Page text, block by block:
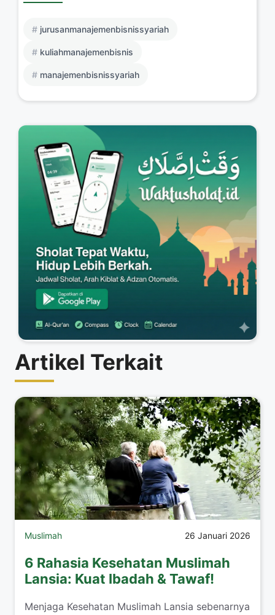
jurusanmanajemenbisnissyariah
kuliahmanajemenbisnis
manajemenbisnissyariah
Artikel Terkait
Muslimah 26 Januari 2026
6 Rahasia Kesehatan Muslimah
Lansia: Kuat Ibadah & Tawaf!
​Menjaga Kesehatan Muslimah Lansia sebenarnya